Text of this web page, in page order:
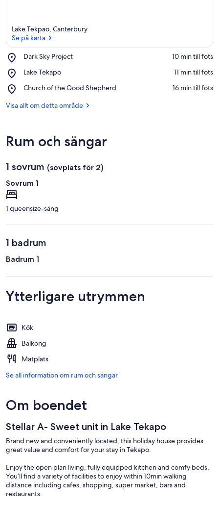
Lake Tekpao, Canterbury
Se på karta
Dark Sky Project
Place,
Sky
‪10 min till fots‬
Lake Tekapo
Place,
Tekapo
‪11 min till fots‬
Church of the Good Shepherd
Place,
of
‪16 min till fots‬
Visa allt om detta område
Rum och sängar
1 sovrum (sovplats för 2)
Sovrum 1
1 queensize-säng
1 badrum
Badrum 1
Ytterligare utrymmen
Kök
Balkong
Matplats
Se all information om rum och sängar
Om boendet
Stellar A- Sweet unit in Lake Tekapo
Brand new and conveniently located, this holiday house provides
great value and comfort for your stay in Tekapo.
Enjoy the open plan living, fully equipped kitchen and comfy beds.
You’ll find a variety of facilities to enjoy within 10min walking
distance including cafes, shopping, super market, bars and
restaurants.